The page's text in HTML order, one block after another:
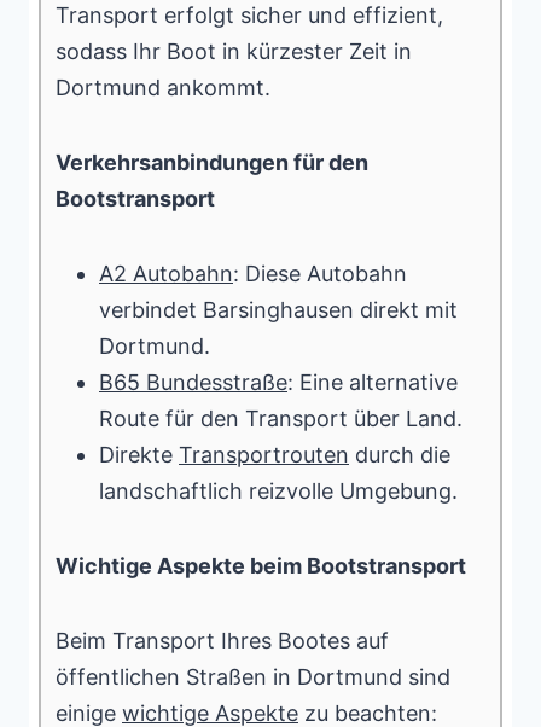
Transport erfolgt sicher und effizient,
sodass Ihr Boot in kürzester Zeit in
Dortmund ankommt.
Verkehrsanbindungen für den
Bootstransport
A2 Autobahn: Diese Autobahn
verbindet Barsinghausen direkt mit
Dortmund.
B65 Bundesstraße: Eine alternative
Route für den Transport über Land.
Direkte Transportrouten durch die
landschaftlich reizvolle Umgebung.
Wichtige Aspekte beim Bootstransport
Beim Transport Ihres Bootes auf
öffentlichen Straßen in Dortmund sind
einige wichtige Aspekte zu beachten: